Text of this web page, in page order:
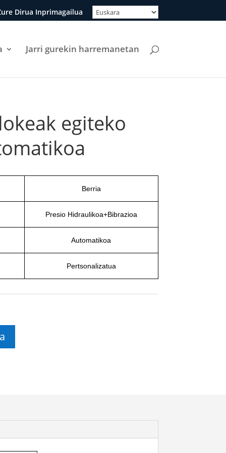
Dirua Inprimagailua
Jarri gurekin harremanetan
egiteko
Berria
Presio Hidraulikoa+Bibrazioa
Automatikoa
Pertsonalizatua